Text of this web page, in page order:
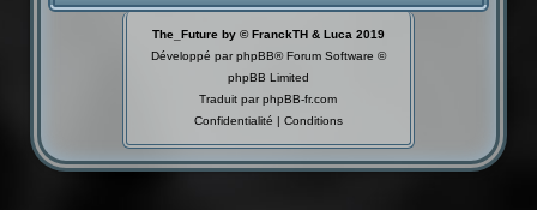
The_Future by © FranckTH & Luca 2019
Développé parphpBB® Forum Software ©
phpBB Limited
Traduit parphpBB-fr.com
Confidentialité | Conditions